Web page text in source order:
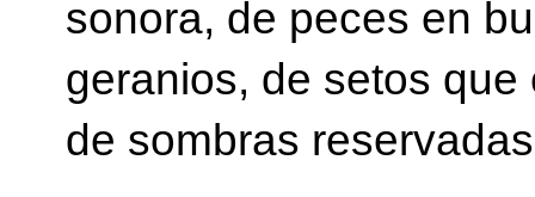
sonora, de peces en
geranios, de setos
de sombras